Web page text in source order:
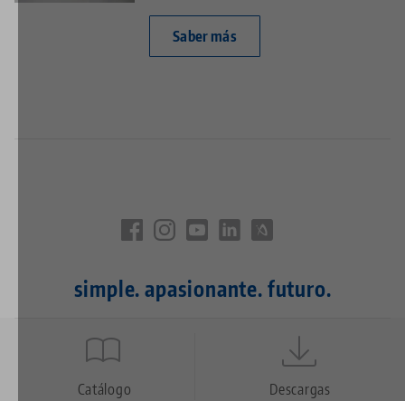
Saber más
simple. apasionante. futuro.
Quicklinks
FooterCatálogo Descargas